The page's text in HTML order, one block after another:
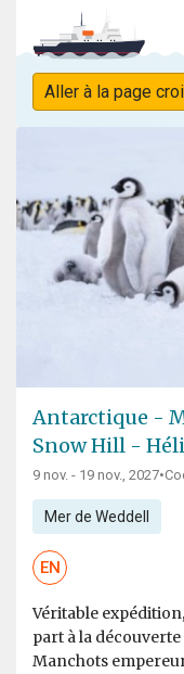
Aller à la page
Antarctique -
Snow Hill -
9 nov. - 19 nov., 2027•
Mer de Weddell
EN
Véritable
part à la
Manchots